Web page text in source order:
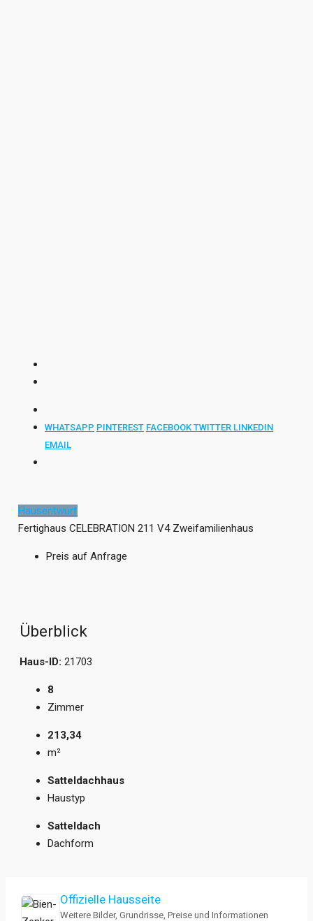
WHATSAPP PINTEREST FACEBOOK TWITTER LINKEDIN
EMAIL
Hausentwurf
Fertighaus CELEBRATION 211 V4 Zweifamilienhaus
Preis auf Anfrage
Überblick
Haus-ID: 21703
8
Zimmer
213,34
m²
Satteldachhaus
Haustyp
Satteldach
Dachform
Offizielle Hausseite
Weitere Bilder, Grundrisse, Preise und Informationen